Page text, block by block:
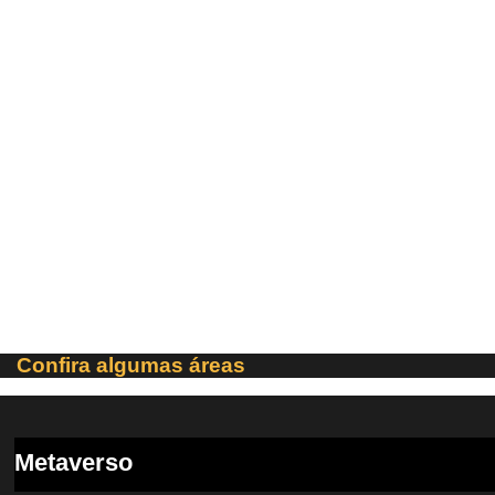
Confira algumas áreas
Metaverso